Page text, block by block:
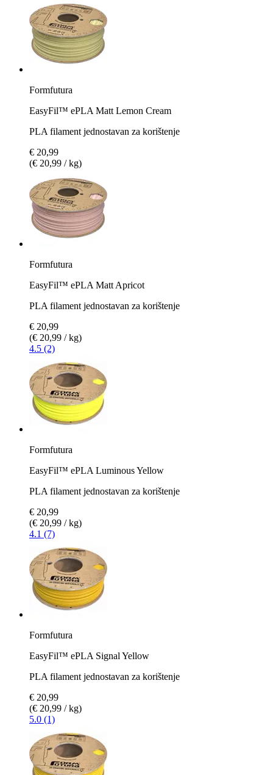
Formfutura
EasyFil™ ePLA Matt Lemon Cream
PLA filament jednostavan za korištenje
€ 20,99
(€ 20,99 / kg)
Formfutura
EasyFil™ ePLA Matt Apricot
PLA filament jednostavan za korištenje
€ 20,99
(€ 20,99 / kg)
4.5 (2)
Formfutura
EasyFil™ ePLA Luminous Yellow
PLA filament jednostavan za korištenje
€ 20,99
(€ 20,99 / kg)
4.1 (7)
Formfutura
EasyFil™ ePLA Signal Yellow
PLA filament jednostavan za korištenje
€ 20,99
(€ 20,99 / kg)
5.0 (1)